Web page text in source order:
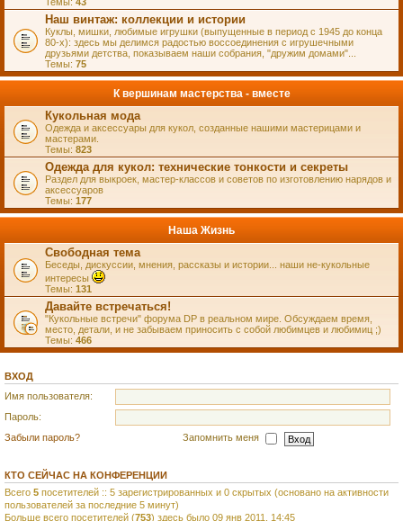
Наш винтаж: коллекции и истории
Куклы, мишки, любимые игрушки (выпущенные в период с 1945 до конца
80-х): здесь мы делимся радостью воссоединения с игрушечными
друзьями детства, показываем наши собрания, "дружим домами"...
Темы: 75
К вершинам мастерства - вместе
Кукольная мода
Одежда и аксессуары для кукол, созданные нашими мастерицами и
мастерами.
Темы: 823
Одежда для кукол: технические тонкости и секреты
Раздел для выкроек, мастер-классов и советов по изготовлению нарядов и
аксессуаров
Темы: 177
Наша Жизнь
Свободная тема
Беседы, дискуссии, мнения, рассказы и истории... наши не-кукольные
интересы
Темы: 131
Давайте встречаться!
"Кукольные встречи" форума DP в реальном мире. Обсуждаем время,
место, детали, и не забываем приносить с собой любимцев и любимиц ;)
Темы: 466
ВХОД
Имя пользователя:
Пароль:
Забыли пароль?
Запомнить меня
КТО СЕЙЧАС НА КОНФЕРЕНЦИИ
Всего 5 посетителей :: 5 зарегистрированных и 0 скрытых (основано на активности
пользователей за последние 5 минут)
Больше всего посетителей (753) здесь было 09 янв 2011, 14:45